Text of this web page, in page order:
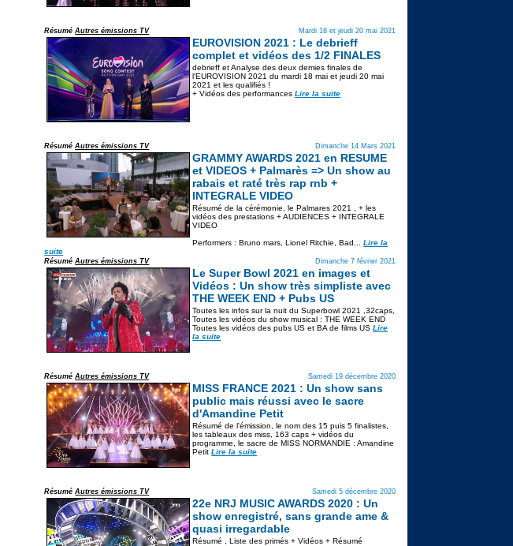
RésuméAutres émissions TV Mardi 18 et jeudi 20 mai 2021
EUROVISION 2021 : Le debrieff
complet et vidéos des 1/2 FINALES
debrieff et Analyse des deux demies finales de
l'EUROVISION 2021 du mardi 18 mai et jeudi 20 mai
2021 et les qualifiés !
+ Vidéos des performancesLire la suite
RésuméAutres émissions TV Dimanche 14 Mars 2021
GRAMMY AWARDS 2021 en RESUME
et VIDEOS + Palmarès => Un show au
rabais et raté très rap rnb +
INTEGRALE VIDEO
Résumé de la cérémonie, le Palmares 2021 , + les
vidéos des prestations + AUDIENCES + INTEGRALE
VIDEO
Performers : Bruno mars, Lionel Ritchie, Bad...Lire la
suite
RésuméAutres émissions TV Dimanche 7 février 2021
Le Super Bowl 2021 en images et
Vidéos : Un show très simpliste avec
THE WEEK END + Pubs US
Toutes les infos sur la nuit du Superbowl 2021 ,32caps,
Toutes les vidéos du show musical : THE WEEK END
Toutes les vidéos des pubs US et BA de films USLire
la suite
RésuméAutres émissions TV Samedi 19 décembre 2020
MISS FRANCE 2021 : Un show sans
public mais réussi avec le sacre
d'Amandine Petit
Résumé de l'émission, le nom des 15 puis 5 finalistes,
les tableaux des miss, 163 caps + vidéos du
programme, le sacre de MISS NORMANDIE : Amandine
PetitLire la suite
RésuméAutres émissions TV Samedi 5 décembre 2020
22e NRJ MUSIC AWARDS 2020 : Un
show enregistré, sans grande ame &
quasi irregardable
Résumé , Liste des primés + Vidéos + Résumé